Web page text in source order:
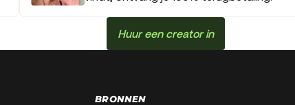
Huur een creator in
BRONNEN